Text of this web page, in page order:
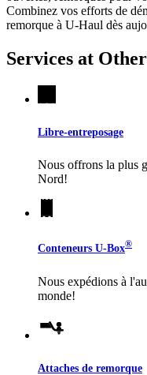
Combinez vos efforts de
remorque à U-Haul dès
Services at Other
Libre-entreposage
Nous offrons la plus
Nord!
Conteneurs U-Box®
Nous expédions à
monde!
Attaches de remorque